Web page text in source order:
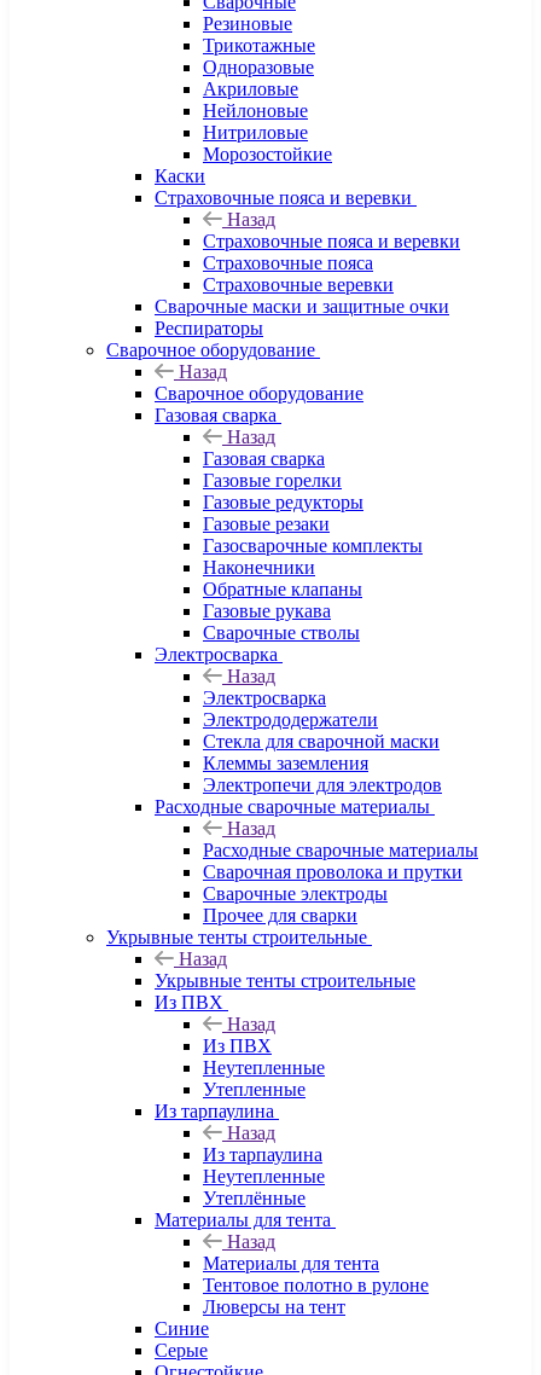
Резиновые
Трикотажные
Одноразовые
Акриловые
Нейлоновые
Нитриловые
Морозостойкие
Каски
Страховочные пояса и веревки
Назад
Страховочные пояса и веревки
Страховочные пояса
Страховочные веревки
Сварочные маски и защитные очки
Респираторы
Сварочное оборудование
Назад
Сварочное оборудование
Газовая сварка
Назад
Газовая сварка
Газовые горелки
Газовые редукторы
Газовые резаки
Газосварочные комплекты
Наконечники
Обратные клапаны
Газовые рукава
Сварочные стволы
Электросварка
Назад
Электросварка
Электрододержатели
Стекла для сварочной маски
Клеммы заземления
Электропечи для электродов
Расходные сварочные материалы
Назад
Расходные сварочные материалы
Сварочная проволока и прутки
Сварочные электроды
Прочее для сварки
Укрывные тенты строительные
Назад
Укрывные тенты строительные
Из ПВХ
Назад
Из ПВХ
Неутепленные
Утепленные
Из тарпаулина
Назад
Из тарпаулина
Неутепленные
Утеплённые
Материалы для тента
Назад
Материалы для тента
Тентовое полотно в рулоне
Люверсы на тент
Синие
Серые